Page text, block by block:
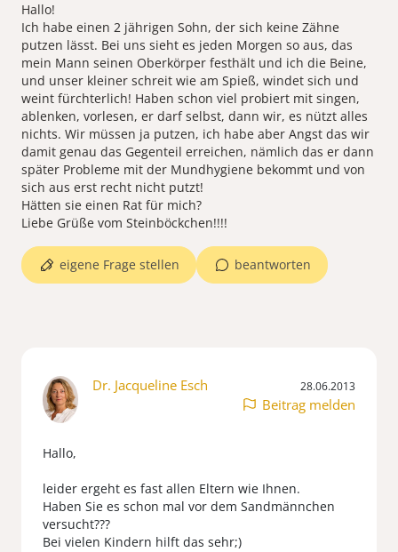
Hallo!
Ich habe einen 2 jährigen Sohn, der sich keine Zähne
putzen lässt. Bei uns sieht es jeden Morgen so aus, das
mein Mann seinen Oberkörper festhält und ich die Beine,
und unser kleiner schreit wie am Spieß, windet sich und
weint fürchterlich! Haben schon viel probiert mit singen,
ablenken, vorlesen, er darf selbst, dann wir, es nützt alles
nichts. Wir müssen ja putzen, ich habe aber Angst das wir
damit genau das Gegenteil erreichen, nämlich das er dann
später Probleme mit der Mundhygiene bekommt und von
sich aus erst recht nicht putzt!
Hätten sie einen Rat für mich?
Liebe Grüße vom Steinböckchen!!!!
beantworten
eigene Frage stellen
Dr. Jacqueline Esch 28.06.2013
Beitrag melden
Hallo,
leider ergeht es fast allen Eltern wie Ihnen.
Haben Sie es schon mal vor dem Sandmännchen
versucht???
Bei vielen Kindern hilft das sehr;)